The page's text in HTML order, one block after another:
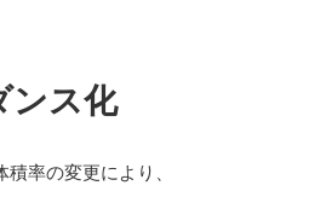
ンス化
率の変更により、